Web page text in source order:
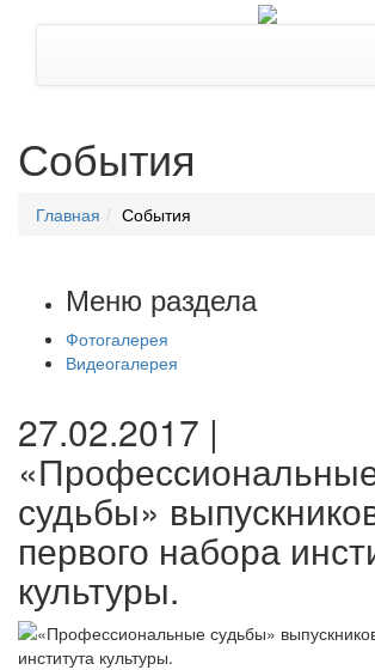
События
Главная События
Меню раздела
Фотогалерея
Видеогалерея
27.02.2017 |
судьбы»
первого набора
культуры.